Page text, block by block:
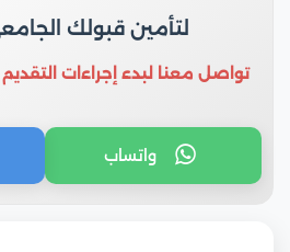
لتأمين قبولك
تواصل معنا لبدء إجراءات
واتساب